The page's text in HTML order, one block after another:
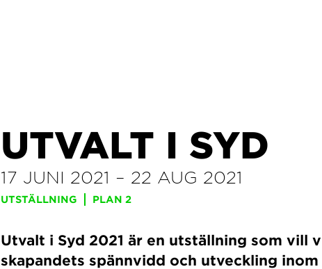
UTVALT I SYD
17 JUNI 2021 – 22 AUG 2021
UTSTÄLLNING PLAN 2
Utvalt i Syd 2021 är en utställning som vill
skapandets spännvidd och utveckling